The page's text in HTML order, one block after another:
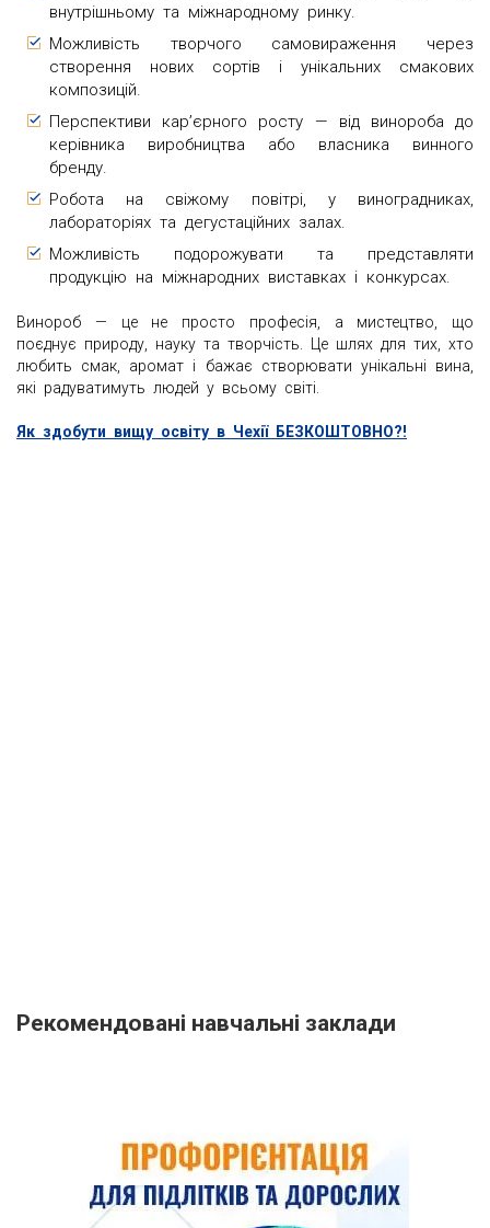
внутрішньому та міжнародному ринку.
Можливість творчого самовираження через
створення нових сортів і унікальних смакових
композицій.
Перспективи кар’єрного росту — від винороба до
керівника виробництва або власника винного
бренду.
Робота на свіжому повітрі, у виноградниках,
лабораторіях та дегустаційних залах.
Можливість подорожувати та представляти
продукцію на міжнародних виставках і конкурсах.
Винороб — це не просто професія, а мистецтво, що
поєднує природу, науку та творчість. Це шлях для тих, хто
любить смак, аромат і бажає створювати унікальні вина,
які радуватимуть людей у всьому світі.
Як здобути вищу освіту в Чехії БЕЗКОШТОВНО?!
Рекомендовані навчальні заклади